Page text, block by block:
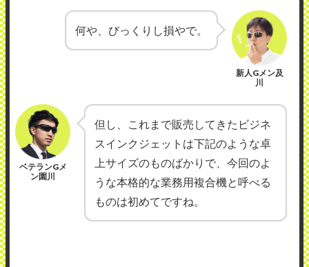
何や、びっくりし損やで。
新人Gメン及
川
ベテランGメ
ン園川
但し、これまで販売してきたビジネ
スインクジェットは下記のような卓
上サイズのものばかりで、今回のよ
うな本格的な業務用複合機と呼べる
ものは初めてですね。